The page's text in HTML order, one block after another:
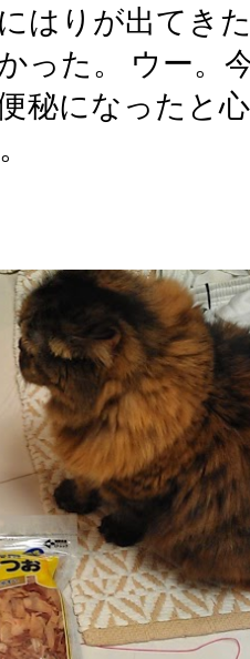
はりが出てき
った。 ウー。
秘になったと